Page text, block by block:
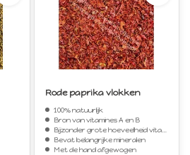
Rode paprika vlokken
100% natuurlijk
Bron van vitamines A en B
Bijzonder grote hoeveelheid vitamine C
Bevat belangrijke mineralen
Met de hand afgewogen